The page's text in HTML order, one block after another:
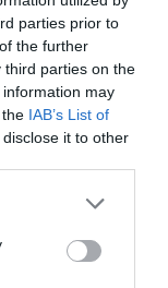
parties prior to
the further
third parties on the
information may
IAB’s List of
it to other
preveuen obrir
l’estiu. A
a dos